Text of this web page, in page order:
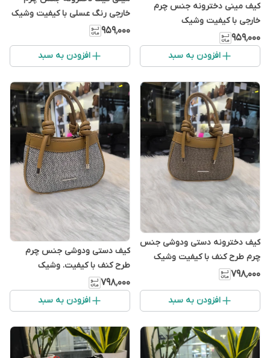
کیف مینی دخترونه جنس چرم
خارجی با کیفیت وشیک
۹۵۹٬۰۰۰
افزودن به سبد
خارجی رنگ عسلی با کیفیت وشیک
۹۵۹٬۰۰۰
افزودن به سبد
کیف دخترونه دستی ودوشی جنس
چرم طرح کنف با کیفیت وشیک
رنگ قهوه‌ای کم رنگ
۷۹۸٬۰۰۰
افزودن به سبد
کیف دستی ودوشی جنس چرم
طرح کنف با کیفیت. وشیک
ودخترونه رنگ طوسی
۷۹۸٬۰۰۰
افزودن به سبد